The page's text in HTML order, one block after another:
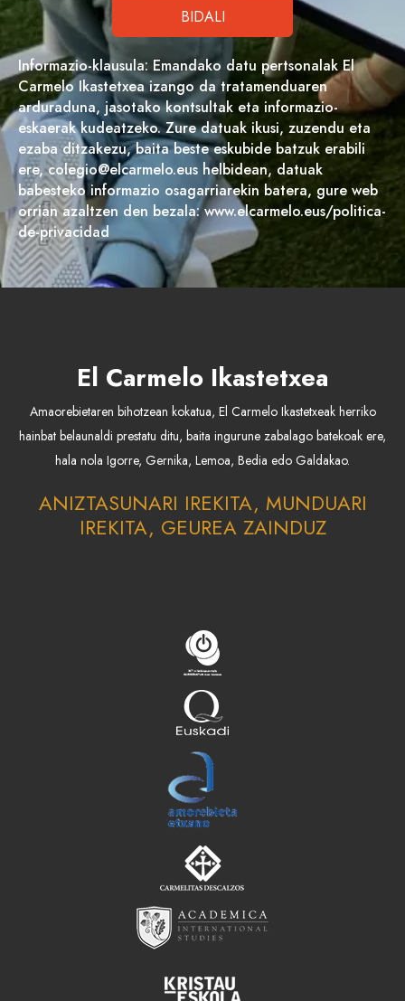
Informazio-klausula: Emandako datu pertsonalak El
Carmelo Ikastetxea izango da tratamenduaren
arduraduna, jasotako kontsultak eta informazio-
eskaerak kudeatzeko. Zure datuak ikusi, zuzendu eta
ezaba ditzakezu, baita beste eskubide batzuk erabili
ere, colegio@elcarmelo.eus helbidean, datuak
babesteko informazio osagarriarekin batera, gure web
orrian azaltzen den bezala: www.elcarmelo.eus/politica-
de-privacidad
El Carmelo Ikastetxea
Amaorebietaren bihotzean kokatua, El Carmelo Ikastetxeak herriko
hainbat belaunaldi prestatu ditu, baita ingurune zabalago batekoak ere,
hala nola Igorre, Gernika, Lemoa, Bedia edo Galdakao.
ANIZTASUNARI IREKITA, MUNDUARI
IREKITA, GEUREA ZAINDUZ